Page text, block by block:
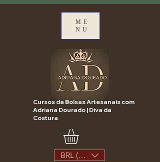
ME
NU
Cursos de Bolsas Artesanais com
Adriana Dourado | Diva da
Costura
BRL (R$)